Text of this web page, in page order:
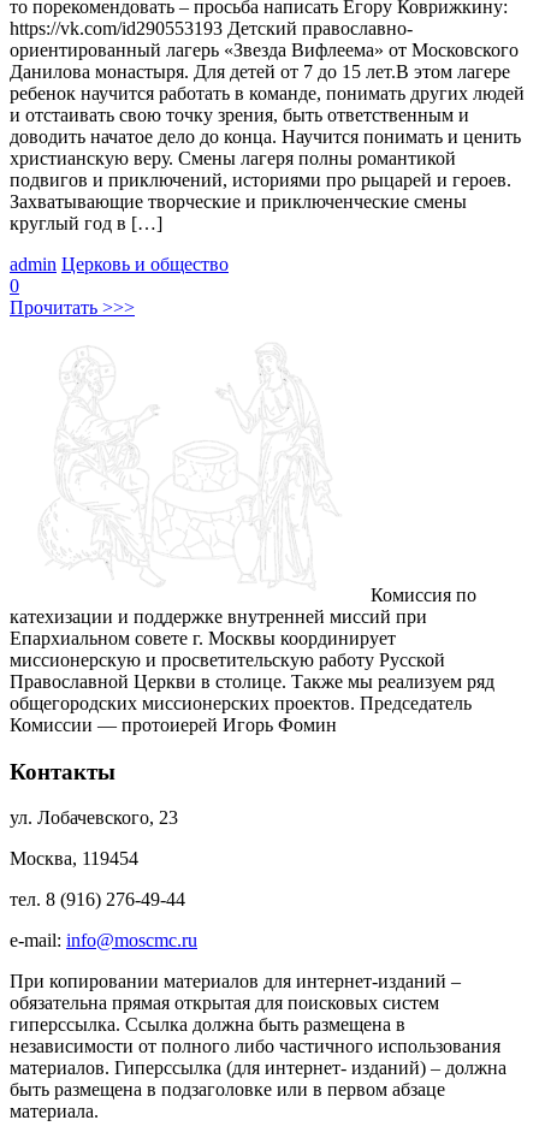
то порекомендовать – просьба написать Егору Коврижкину:
https://vk.com/id290553193 Детский православно-
ориентированный лагерь «Звезда Вифлеема» от Московского
Данилова монастыря. Для детей от 7 до 15 лет.В этом лагере
ребенок научится работать в команде, понимать других людей
и отстаивать свою точку зрения, быть ответственным и
доводить начатое дело до конца. Научится понимать и ценить
христианскую веру. Смены лагеря полны романтикой
подвигов и приключений, историями про рыцарей и героев.
Захватывающие творческие и приключенческие смены
круглый год в […]
admin Церковь и общество
0
Прочитать >>>
Комиссия по
катехизации и поддержке внутренней миссий при
Епархиальном совете г. Москвы координирует
миссионерскую и просветительскую работу Русской
Православной Церкви в столице. Также мы реализуем ряд
общегородских миссионерских проектов. Председатель
Комиссии — протоиерей Игорь Фомин
Контакты
ул. Лобачевского, 23
Москва, 119454
тел. 8 (916) 276-49-44
e-mail: info@moscmc.ru
При копировании материалов для интернет-изданий –
обязательна прямая открытая для поисковых систем
гиперссылка. Ссылка должна быть размещена в
независимости от полного либо частичного использования
материалов. Гиперссылка (для интернет- изданий) – должна
быть размещена в подзаголовке или в первом абзаце
материала.